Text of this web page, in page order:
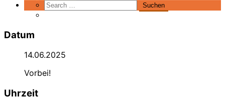
Datum
14.06.2025
Vorbei!
Uhrzeit